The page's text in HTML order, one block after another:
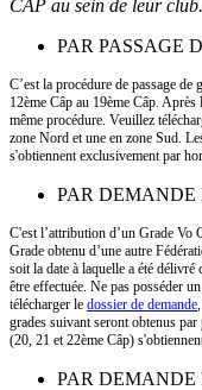
CAP au sein de leur club.
PAR PASSAGE
C’est la procédure de passage
12ème Câp au 19ème Câp.
même procédure. Veuillez
zone Nord et une en zone Sud.
s'obtiennent exclusivement par
PAR DEMANDE
C'est l’attribution d’un Grade Vo
Grade obtenu d’une autre
soit la date à laquelle a été délivré
être effectuée. Ne pas posséder
télécharger le dossier de demande
grades suivant seront obtenus par
(20, 21 et 22ème Câp)
PAR DEMANDE